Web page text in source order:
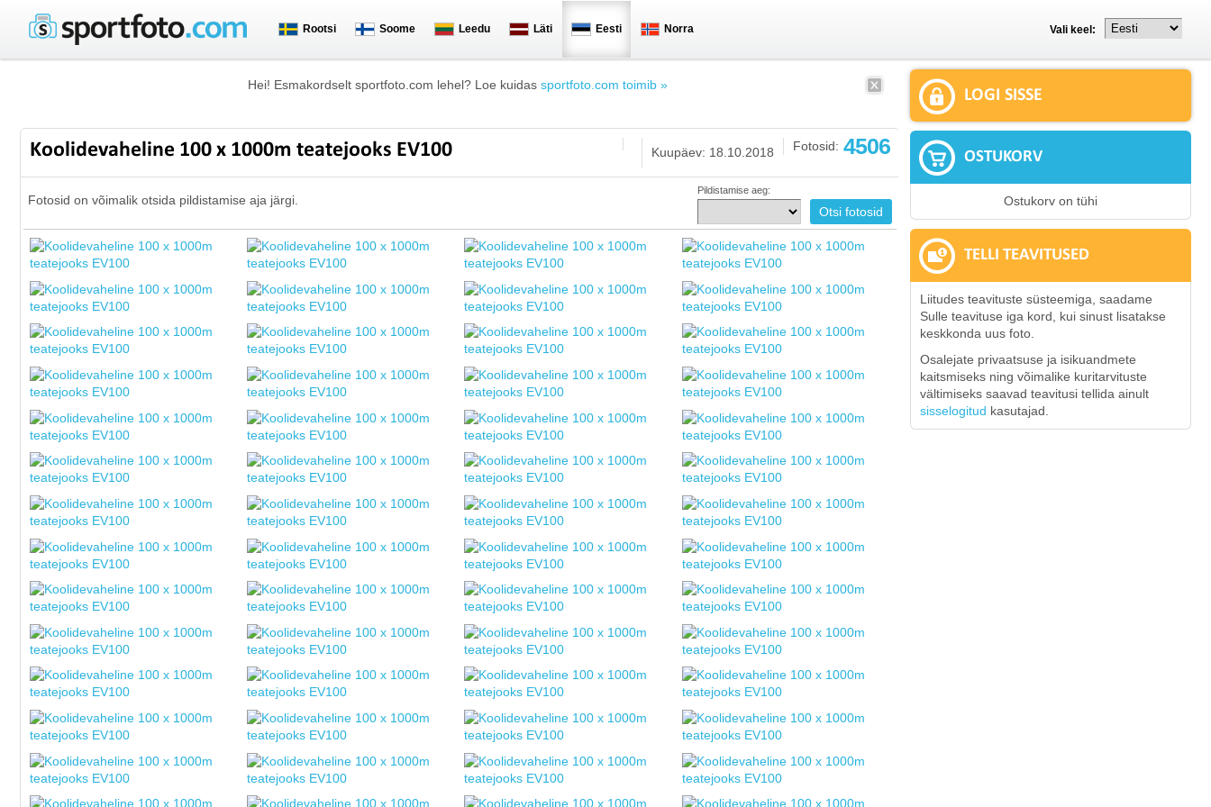
Rootsi Soome Leedu Läti Eesti Norra Vali keel:
Hei! Esmakordselt sportfoto.com lehel? Loe kuidas sportfoto.com toimib »
Koolidevaheline 100 x 1000m teatejooks EV100 Fotosid: 4506
Kuupäev: 18.10.2018
Fotosid on võimalik otsida pildistamise aja järgi.
Pildistamise aeg:
LOGI SISSE
OSTUKORV
Ostukorv on tühi
TELLI TEAVITUSED
Liitudes teavituste süsteemiga, saadame
Sulle teavituse iga kord, kui sinust lisatakse
keskkonda uus foto.
Osalejate privaatsuse ja isikuandmete
kaitsmiseks ning võimalike kuritarvituste
vältimiseks saavad teavitusi tellida ainult
sisselogitud kasutajad.